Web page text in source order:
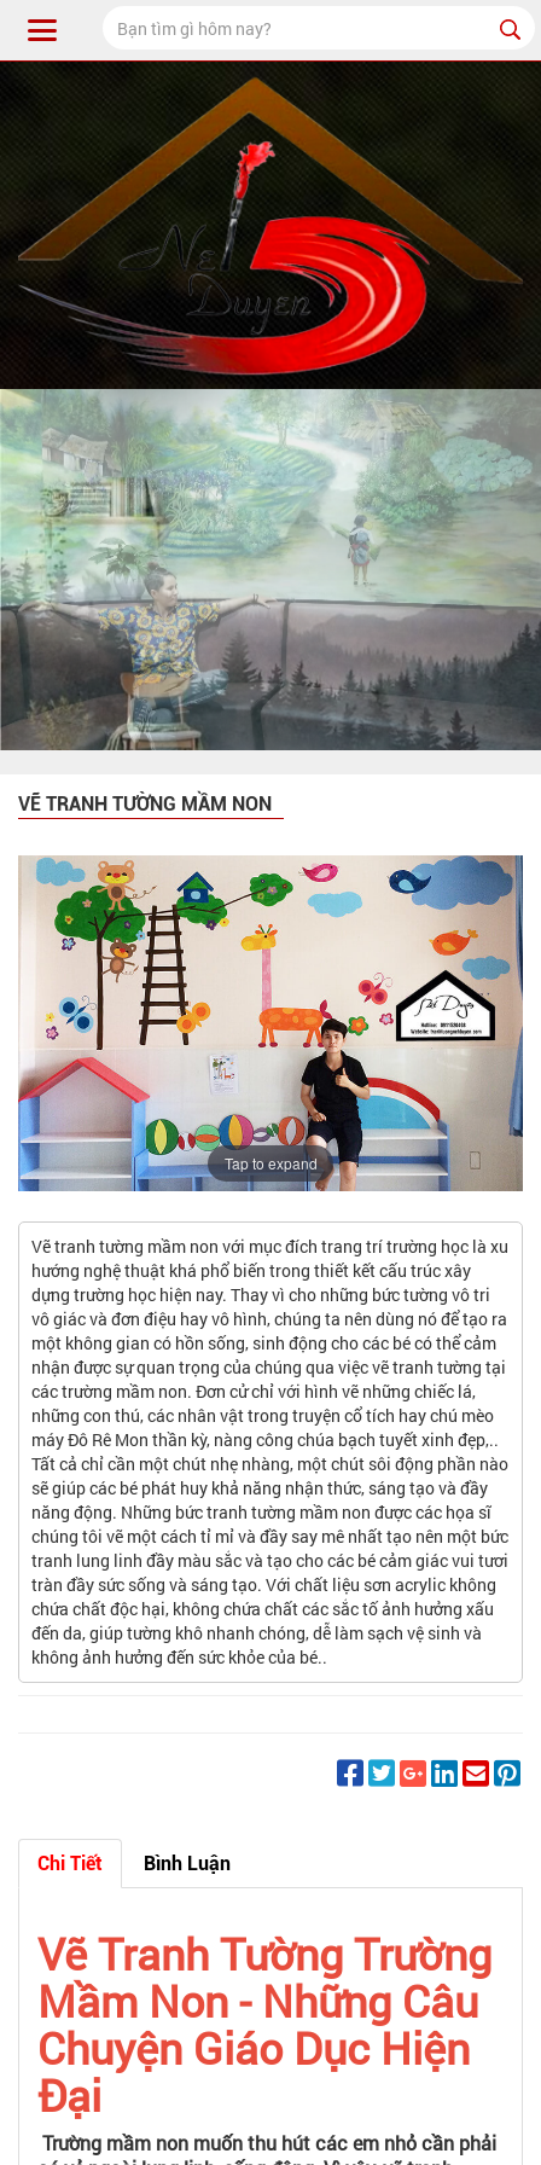
VẼ TRANH TƯỜNG MẦM NON
Tap to expand
Vẽ tranh tường mầm non với mục đích trang trí trường học là xu
hướng nghệ thuật khá phổ biến trong thiết kết cấu trúc xây
dựng trường học hiện nay. Thay vì cho những bức tường vô tri
vô giác và đơn điệu hay vô hình, chúng ta nên dùng nó để tạo ra
một không gian có hồn sống, sinh động cho các bé có thể cảm
nhận được sự quan trọng của chúng qua việc vẽ tranh tường tại
các trường mầm non. Đơn cử chỉ với hình vẽ những chiếc lá,
những con thú, các nhân vật trong truyện cổ tích hay chú mèo
máy Đô Rê Mon thần kỳ, nàng công chúa bạch tuyết xinh đẹp,..
Tất cả chỉ cần một chút nhẹ nhàng, một chút sôi động phần nào
sẽ giúp các bé phát huy khả năng nhận thức, sáng tạo và đầy
năng động. Những bức tranh tường mầm non được các họa sĩ
chúng tôi vẽ một cách tỉ mỉ và đầy say mê nhất tạo nên một bức
tranh lung linh đầy màu sắc và tạo cho các bé cảm giác vui tươi
tràn đầy sức sống và sáng tạo. Với chất liệu sơn acrylic không
chứa chất độc hại, không chứa chất các sắc tố ảnh hưởng xấu
đến da, giúp tường khô nhanh chóng, dễ làm sạch vệ sinh và
không ảnh hưởng đến sức khỏe của bé..
Chi Tiết Bình Luận
Vẽ Tranh Tường Trường
Mầm Non - Những Câu
Chuyện Giáo Dục Hiện
Đại
Trường mầm non muốn thu hút các em nhỏ cần phải